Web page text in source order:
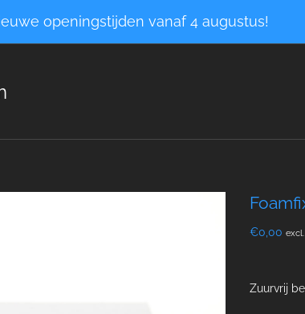
openingstijden vanaf 4 augustus!
€0,00
Zuurvrij